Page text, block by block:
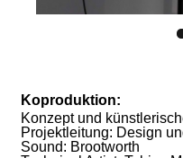
Koproduktion:
Konzept und
Projektleitung: Design
Sound: Brootworth